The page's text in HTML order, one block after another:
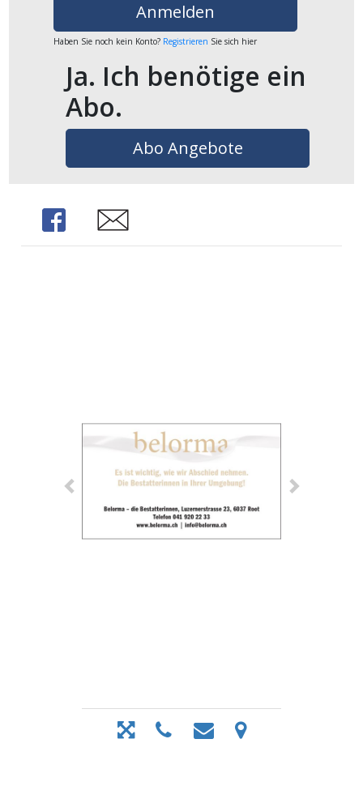
Anmelden
Haben Sie noch kein Konto? Registrieren Sie sich hier
Ja. Ich benötige ein
Abo.
Abo Angebote
Share Share